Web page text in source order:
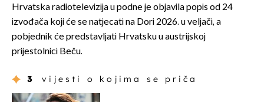
Hrvatska radiotelevizija u podne je objavila popis od 24
izvođača koji će se natjecati na Dori 2026. u veljači, a
pobjednik će predstavljati Hrvatsku u austrijskoj
prijestolnici Beču.
3 vijesti o kojima se priča